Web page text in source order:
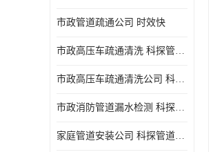
市政管道疏通公司 时效快
市政高压车疏通清洗 科探管道工程 设备齐
市政高压车疏通清洗公司 科探管道工程 经验丰富
市政消防管道漏水检测 科探管道工程 快速上门
家庭管道安装公司 科探管道工程 团队服务